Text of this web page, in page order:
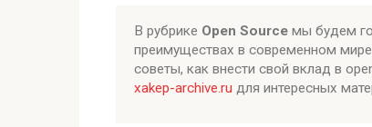
В рубрике Open Source мы будем
преимуществах в современном
советы, как внести свой вклад в
xakep-archive.ru для интересных